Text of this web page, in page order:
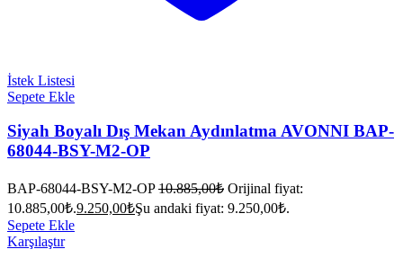
İstek Listesi
Sepete Ekle
Siyah Boyalı Dış Mekan Aydınlatma AVONNI BAP-
68044-BSY-M2-OP
BAP-68044-BSY-M2-OP 10.885,00₺ Orijinal fiyat:
10.885,00₺.9.250,00₺Şu andaki fiyat: 9.250,00₺.
Sepete Ekle
Karşılaştır